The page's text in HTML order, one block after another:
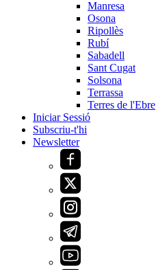
Manresa
Osona
Ripollès
Rubí
Sabadell
Sant Cugat
Solsona
Terrassa
Terres de l'Ebre
Iniciar Sessió
Subscriu-t'hi
Newsletter